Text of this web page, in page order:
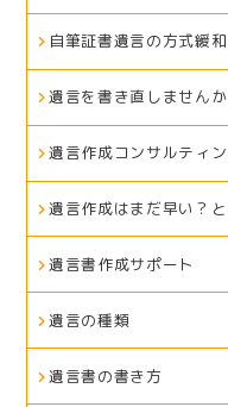
自筆証書遺言の方式緩
遺言を書き直しませんか
遺言作成コンサルティ
遺言作成はまだ早い？
遺言書作成サポート
遺言の種類
遺言書の書き方